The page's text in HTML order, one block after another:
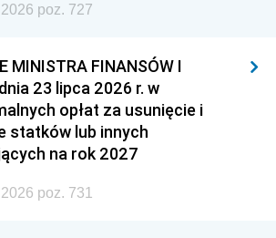
poz. 727
MINISTRA FINANSÓW I
23 lipca 2026 r. w
opłat za usunięcie i
statków lub innych
na rok 2027
poz. 731